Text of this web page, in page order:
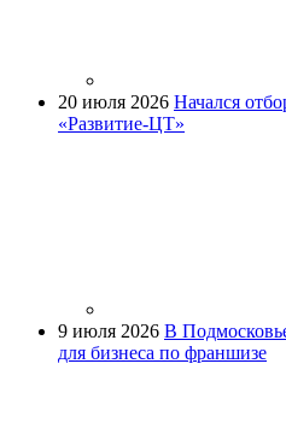
20 июля 2026 Начался
«Развитие-ЦТ»
9 июля 2026 В
для бизнеса по франшизе